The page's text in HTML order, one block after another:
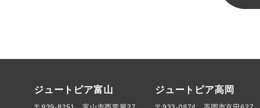
ジュートピア富山 ジュートピア高岡